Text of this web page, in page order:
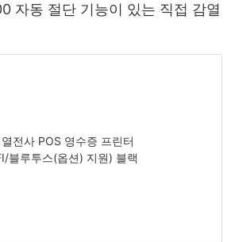
자동 절단 기능이 있는 직접 감열